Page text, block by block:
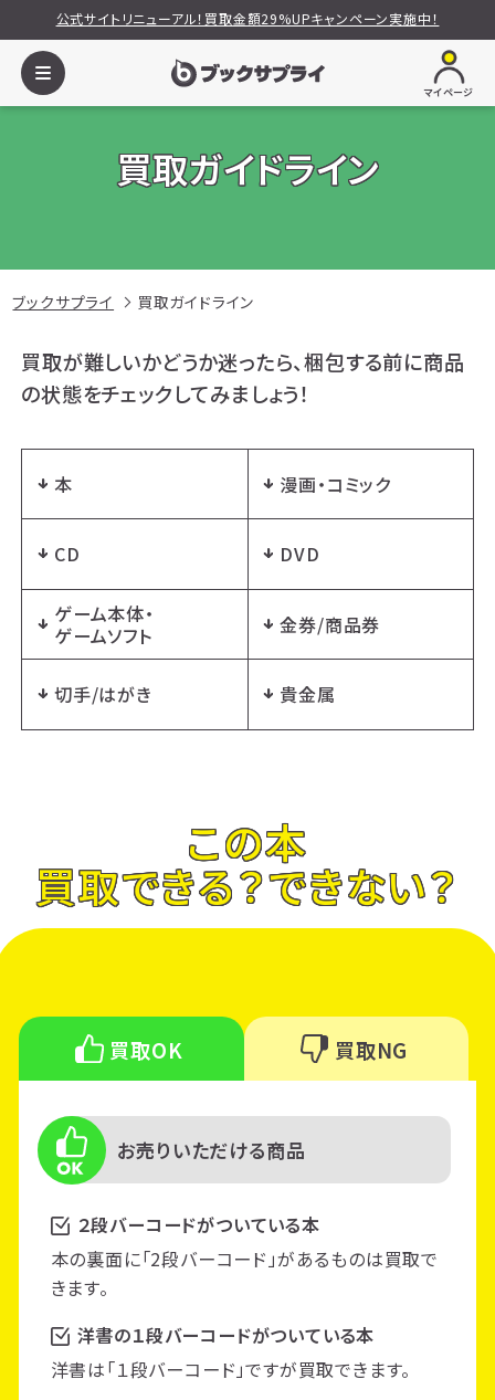
公式サイトリニューアル！買取金額29%UPキャンペーン実施中！
マイページ
買取ガイドライン
ブックサプライ 買取ガイドライン
買取が難しいかどうか迷ったら、梱包する前に商品
の状態をチェックしてみましょう！
本 漫画・コミック
CD DVD
ゲーム本体・
ゲームソフト
金券/商品券
切手/はがき 貴金属
この本
買取できる？できない？
買取OK 買取NG
お売りいただける商品
２段バーコードがついている本
本の裏面に「2段バーコード」があるものは買取で
きます。
洋書の１段バーコードがついている本
洋書は「１段バーコード」ですが買取できます。